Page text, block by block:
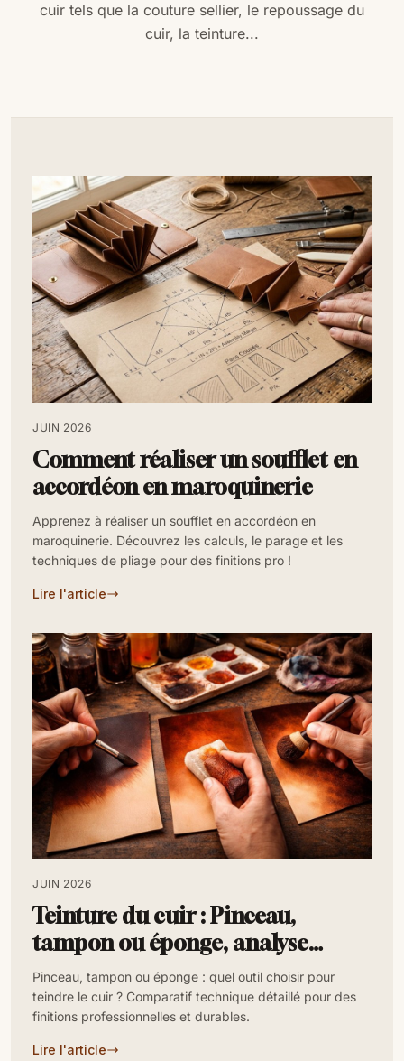
cuir tels que la couture sellier, le repoussage du
cuir, la teinture...
JUIN 2026
Comment réaliser un soufflet en
accordéon en maroquinerie
Apprenez à réaliser un soufflet en accordéon en
maroquinerie. Découvrez les calculs, le parage et les
techniques de pliage pour des finitions pro !
Lire l'article
JUIN 2026
Teinture du cuir : Pinceau,
tampon ou éponge, analyse
technique avancée
Pinceau, tampon ou éponge : quel outil choisir pour
teindre le cuir ? Comparatif technique détaillé pour des
finitions professionnelles et durables.
Lire l'article